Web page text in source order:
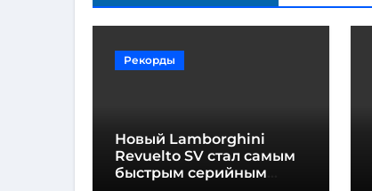
Рекорды
Новый Lamborghini
Revuelto SV стал самым
быстрым серийным